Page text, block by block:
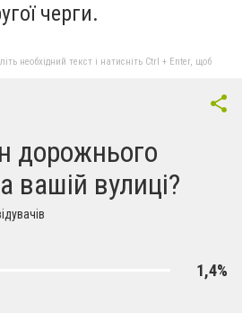
черги.
необхідний текст і натисніть Ctrl + Enter, щоб
дорожнього
вашій вулиці?
1,4%